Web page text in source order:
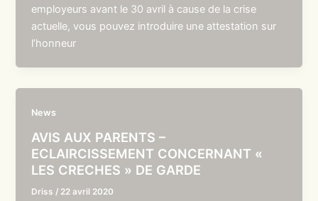
employeurs avant le 30 avril à cause de la crise
actuelle, vous pouvez introduire une attestation sur
l’honneur
News
AVIS AUX PARENTS –
ECLAIRCISSEMENT CONCERNANT «
LES CRECHES » DE GARDE
Driss / 22 avril 2020